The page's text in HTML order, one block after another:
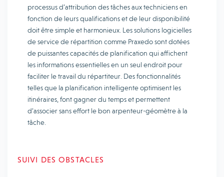
processus d’attribution des tâches aux techniciens en
fonction de leurs qualifications et de leur disponibilité
doit être simple et harmonieux. Les solutions logicielles
de service de répartition comme Praxedo sont dotées
de puissantes capacités de planification qui affichent
les informations essentielles en un seul endroit pour
faciliter le travail du répartiteur. Des fonctionnalités
telles que la planification intelligente optimisent les
itinéraires, font gagner du temps et permettent
d’associer sans effort le bon arpenteur-géomètre à la
tâche.
SUIVI DES OBSTACLES